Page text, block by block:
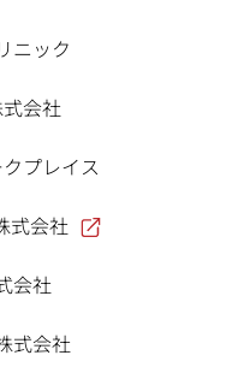
ニック
会社
プレイス
式会社
会社
式会社